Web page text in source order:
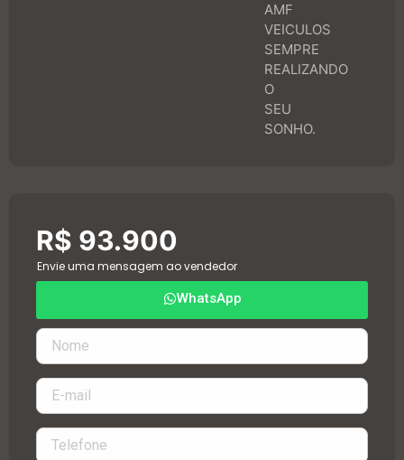
AMF
VEICULOS
SEMPRE
REALIZANDO
O
SEU
SONHO.
R$ 93.900
Envie uma mensagem ao vendedor
WhatsApp